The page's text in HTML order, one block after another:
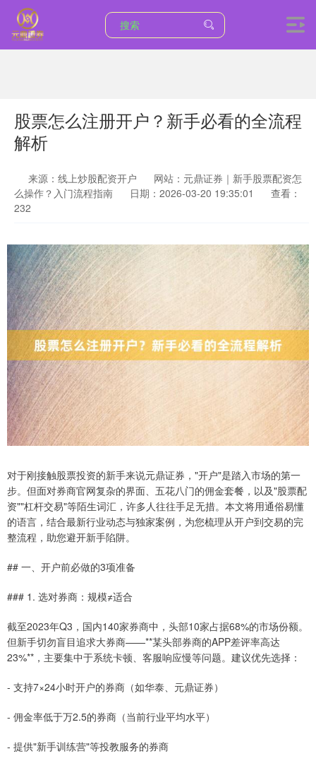
股票怎么注册开户？新手必看的全流程
解析
来源：线上炒股配资开户
网站：元鼎证券｜新手股票配资怎
么操作？入门流程指南
日期：2026-03-20 19:35:01
查看：
232
对于刚接触股票投资的新手来说元鼎证券，"开户"是踏入市场的第一
步。但面对券商官网复杂的界面、五花八门的佣金套餐，以及"股票配
资""杠杆交易"等陌生词汇，许多人往往手足无措。本文将用通俗易懂
的语言，结合最新行业动态与独家案例，为您梳理从开户到交易的完
整流程，助您避开新手陷阱。
## 一、开户前必做的3项准备
### 1. 选对券商：规模≠适合
截至2023年Q3，国内140家券商中，头部10家占据68%的市场份额。
但新手切勿盲目追求大券商——**某头部券商的APP差评率高达
23%**，主要集中于系统卡顿、客服响应慢等问题。建议优先选择：
- 支持7×24小时开户的券商（如华泰、元鼎证券）
- 佣金率低于万2.5的券商（当前行业平均水平）
- 提供"新手训练营"等投教服务的券商